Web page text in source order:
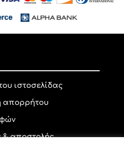
ιστοσελίδας
απορρήτου
& αποστολής